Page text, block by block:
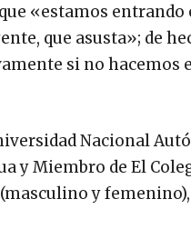
«estamos entrando
que asusta»; de
si no hacemos
Nacional
y Miembro de El
y